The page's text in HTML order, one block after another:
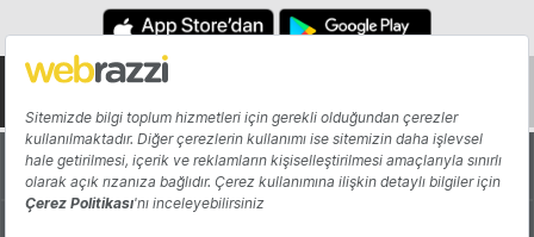
Hakkında Yazarlar